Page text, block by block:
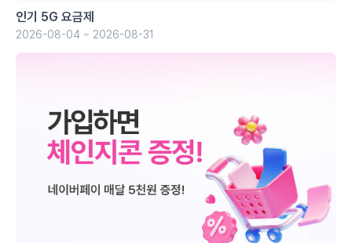
인기 5G 요금제
2026-08-04 ~ 2026-08-31